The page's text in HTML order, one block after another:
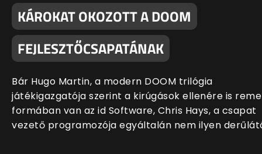
KÁROKAT OKOZOTT A DOOM
FEJLESZTŐCSAPATÁNAK
Bár Hugo Martin, a modern DOOM trilógia
játékigazgatója szerint a kirúgások ellenére is
formában van az id Software, Chris Hays, a csapat
vezető programozója egyáltalán nem ilyen